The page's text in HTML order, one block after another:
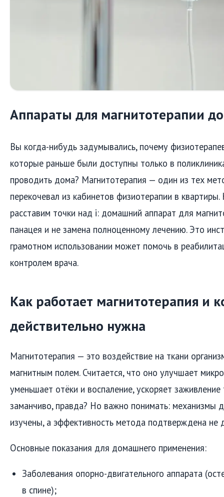
Аппараты для магнитотерапии
Вы когда-нибудь задумывались, почему
которые раньше были доступны только в
проводить дома? Магнитотерапия — один из тех
перекочевал из кабинетов физиотерапии в
расставим точки над i: домашний аппарат для
панацея и не замена полноценному лечению. Это
грамотном использовании может помочь в
контролем врача.
Как работает магнитотерапия и
действительно нужна
Магнитотерапия — это воздействие на ткани
магнитным полем. Считается, что оно улучшает
уменьшает отёки и воспаление, ускоряет заживление
заманчиво, правда? Но важно понимать: механизмы
изучены, а эффективность метода подтверждена не
Основные показания для домашнего применения:
Заболевания опорно-двигательного аппарата
в спине);